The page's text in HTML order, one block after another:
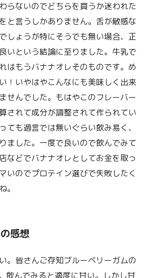
らないのでどちらを買うか迷われた
と言うしかありません。舌が敏感な
しょうが特にそうでも無い場合、正
いという結論に至りました。牛乳で
はもうバナナオレそのものです。め
！いやはやこんなにも美味しく出来
せんでした。もはやこのフレーバー
されて成分が調整されて作られてい
ても過言では無いぐらい飲み易く、
ました。一度で良いので飲んでみて
などでバナナオレとしてお金を取っ
いのでプロテイン選びで失敗したく
。
感想
。皆さんご存知ブルーベリーガムの
飲んでみると適度に甘い。しかし甘